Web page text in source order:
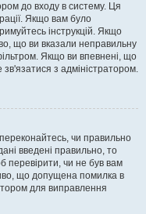
до входу в систему. Ця
Якщо вам було
інструкцій. Якщо
що ви вказали неправильну
Якщо ви впевнені, що
з адміністратором.
чи правильно
введені правильно, то
перевірити, чи не був вам
що допущена помилка в
для виправлення